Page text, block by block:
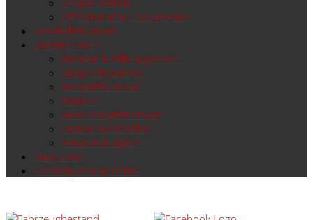
Service Termin
Offizieller Bear Lock Partner
Geschäftskunden
Unternehmen
Kontakt & Öffnungszeiten
Ansprechpartner
Kontaktformular
Karriere
Bewerbungsformular
Unsere Geschichte
Veranstaltungen
eBay Shop
Terminbuchung online